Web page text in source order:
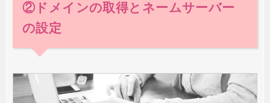
②ドメインの取得とネームサーバー
の設定